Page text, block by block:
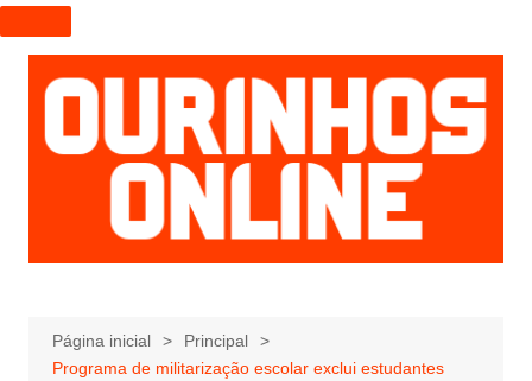
I
r
p
a
r
a
e
ú
Página inicial
Principal
Programa de militarização escolar exclui estudantes